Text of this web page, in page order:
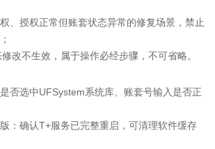
、授权正常但账套状态异常的修复场景，禁止
改不生效，属于操作必经步骤，不可省略。
否选中UFSystem系统库、账套号输入是否正
：确认T+服务已完整重启，可清理软件缓存